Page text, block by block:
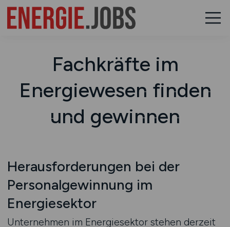
Fachkräfte im
Energiewesen finden
und gewinnen
Herausforderungen bei der
Personalgewinnung im
Energiesektor
Unternehmen im Energiesektor stehen derzeit